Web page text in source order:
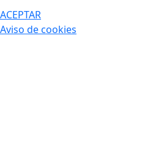
ACEPTAR
Aviso de cookies